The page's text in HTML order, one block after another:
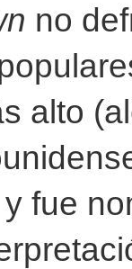
no
alto
fue